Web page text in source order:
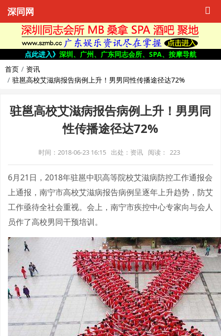
深同网
点此进入》 深圳、广州、广东同志会所、SPA、按摩导航
首页
资讯
驻邕高校艾滋病报告病例上升！男男同性传播途径达72%
驻邕高校艾滋病报告病例上升！男男同
性传播途径达72%
时间：2018-06-23 16:15 出处：资讯 阅读： 223
6月21日，2018年驻邕中职高等院校艾滋病防控工作通报会
上通报，南宁市高校艾滋病报告病例呈逐年上升趋势，防艾
工作亟待全社会重视。会上，南宁市疾控中心专家向与会人
员作了高校男同干预培训。